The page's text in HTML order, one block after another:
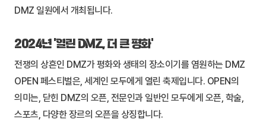
DMZ 일원에서 개최됩니다.
2024년 ‘열린 DMZ, 더 큰 평화’
전쟁의 상흔인 DMZ가 평화와 생태의 장소이기를 염원하는 DMZ
OPEN 페스티벌은, 세계인 모두에게 열린 축제입니다. OPEN의
의미는, 닫힌 DMZ의 오픈, 전문인과 일반인 모두에게 오픈, 학술,
스포츠, 다양한 장르의 오픈을 상징합니다.